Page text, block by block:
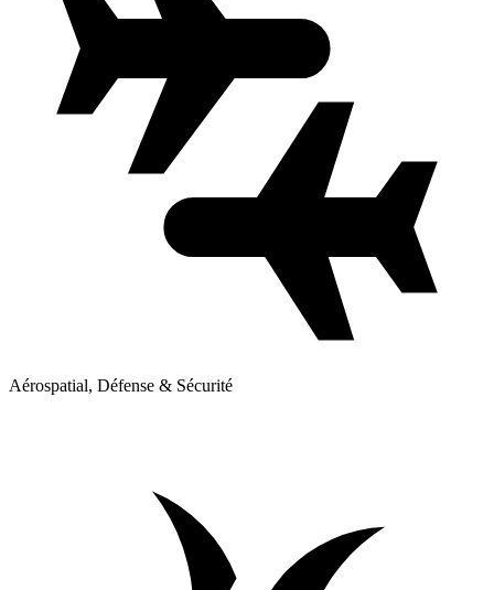
Aérospatial, Défense & Sécurité